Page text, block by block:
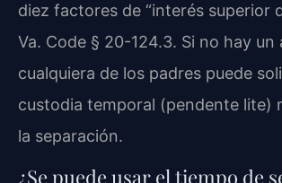
diez factores de “interés superior
Va. Code § 20-124.3. Si no hay un
cualquiera de los padres puede
custodia temporal (pendente lite)
la separación.
¿Se puede usar el tiempo de